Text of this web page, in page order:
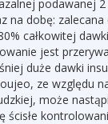
podawanej
na dobę:
całkowitej
jest
duże dawki
ze względu
może
ścisłe